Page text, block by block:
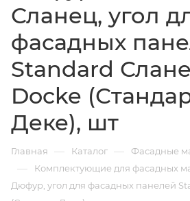
Сланец, угол
фасадных
Standard
Docke
Деке), шт
Главная — Каталог — Фасадные
— Комплектующие для фасадных
Дюфур, угол для фасадных панелей